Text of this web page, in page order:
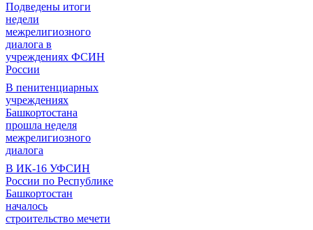
Подведены итоги
недели
межрелигиозного
диалога в
учреждениях ФСИН
России
В пенитенциарных
учреждениях
Башкортостана
прошла неделя
межрелигиозного
диалога
В ИК-16 УФСИН
России по Республике
Башкортостан
началось
строительство мечети